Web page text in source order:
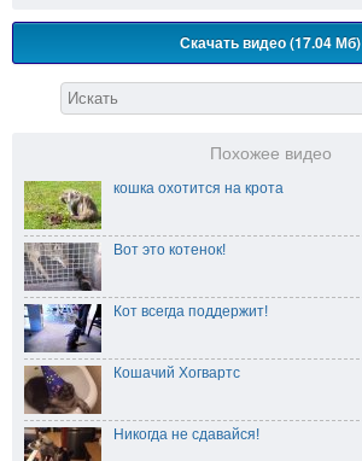
Скачать видео (17.04 Мб)
Похожее видео
кошка охотится на крота
Вот это котенок!
Кот всегда поддержит!
Кошачий Хогвартс
Никогда не сдавайся!